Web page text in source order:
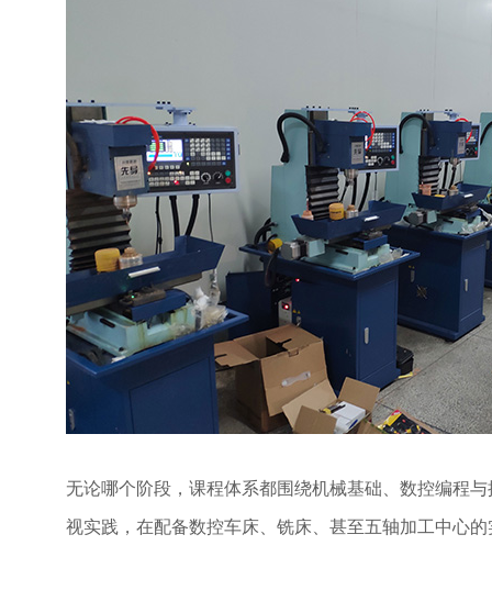
无论哪个阶段，课程体系都围绕机械基础、数控编程
视实践，在配备数控车床、铣床、甚至五轴加工中心